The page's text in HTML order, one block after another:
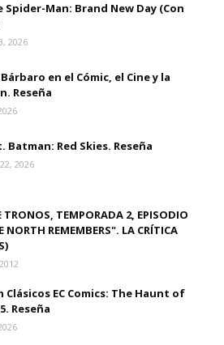
Spider-Man: Brand New Day (Con
2026
en el Cómic, el Cine y la
Reseña
Batman: Red Skies. Reseña
2026
TRONOS, TEMPORADA 2, EPISODIO
NORTH REMEMBERS". LA CRÍTICA
Clásicos EC Comics: The Haunt of
Reseña